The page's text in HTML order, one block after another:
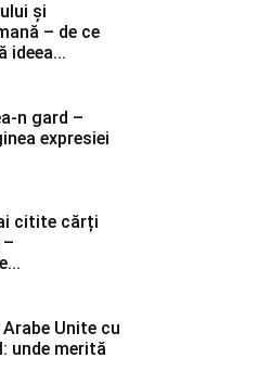
și
– de ce
ideea...
n gard –
expresiei
citite cărți
–
Unite cu
unde merită